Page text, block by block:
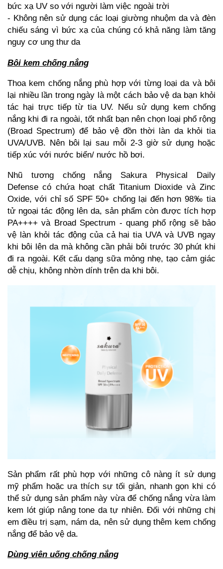
bức xạ UV so với người làm việc ngoài trời
- Không nên sử dụng các loại giường nhuộm da và đèn
chiếu sáng vì bức xạ của chúng có khả năng làm tăng
nguy cơ ung thư da
Bôi kem chống nắng
Thoa kem chống nắng phù hợp với từng loại da và bôi
lại nhiều lần trong ngày là một cách bảo vệ da bạn khỏi
tác hại trực tiếp từ tia UV. Nếu sử dụng kem chống
nắng khi đi ra ngoài, tốt nhất bạn nên chọn loại phổ rộng
(Broad Spectrum) để bảo vệ đồn thời làn da khỏi tia
UVA/UVB. Nên bôi lại sau mỗi 2-3 giờ sử dụng hoặc
tiếp xúc với nước biển/ nước hồ bơi.
Nhũ tương chống nắng Sakura Physical Daily
Defense có chứa hoạt chất Titanium Dioxide và Zinc
Oxide, với chỉ số SPF 50+ chống lại đến hơn 98‰ tia
tử ngoại tác động lên da, sản phẩm còn được tích hợp
PA++++ và Broad Spectrum - quang phổ rộng sẽ bảo
vệ làn khỏi tác động của cả hai tia UVA và UVB ngay
khi bôi lên da mà không cần phải bôi trước 30 phút khi
đi ra ngoài. Kết cấu dạng sữa mỏng nhẹ, tạo cảm giác
dễ chịu, không nhờn dính trên da khi bôi.
Sản phẩm rất phù hợp với những cô nàng ít sử dụng
mỹ phẩm hoặc ưa thích sự tối giản, nhanh gọn khi có
thể sử dụng sản phẩm này vừa để chống nắng vừa làm
kem lót giúp nâng tone da tự nhiên. Đối với những chị
em điều trị sạm, nám da, nên sử dụng thêm kem chống
nắng để bảo vệ da.
Dùng viên uống chống nắng